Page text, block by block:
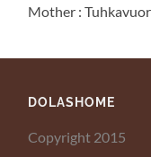
Mother :
DOLASHOME
Copyright 2015